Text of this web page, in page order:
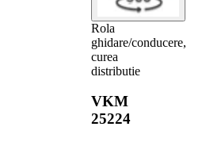
Rola
ghidare/conducere,
curea
distributie
VKM
25224